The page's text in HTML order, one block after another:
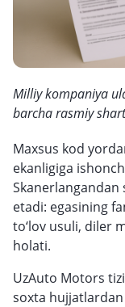
Milliy kompaniya
barcha rasmiy
Maxsus kod
ekanligiga
Skanerlangandan
etadi: egasining
to‘lov usuli, diler
holati.
UzAuto Motors
soxta